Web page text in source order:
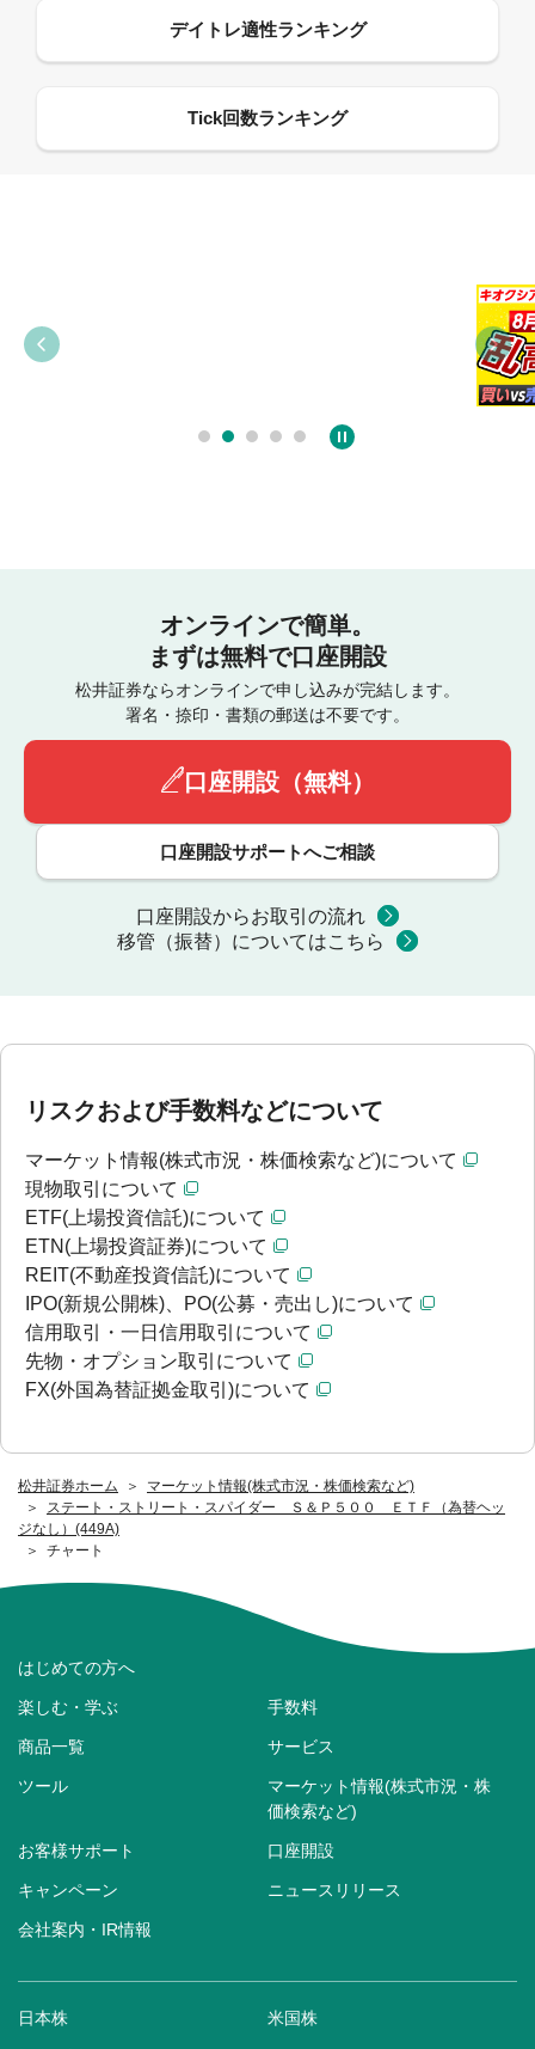
松井証券ホーム
マーケット情報(株式市況・株価検索など)
ステート・ストリート・スパイダー Ｓ＆Ｐ５００ ＥＴＦ（為替ヘッ
ジなし）(449A)
チャート
オンラインで簡単。
まずは無料で口座開設
松井証券ならオンラインで申し込みが完結します。
署名・捺印・書類の郵送は不要です。
口座開設（無料）
口座開設サポートへご相談
口座開設からお取引の流れ
移管（振替）についてはこちら
リスクおよび手数料などについて
マーケット情報(株式市況・株価検索など)について
現物取引について
ETF(上場投資信託)について
ETN(上場投資証券)について
REIT(不動産投資信託)について
IPO(新規公開株)、PO(公募・売出し)について
信用取引・一日信用取引について
先物・オプション取引について
FX(外国為替証拠金取引)について
はじめての方へ
楽しむ・学ぶ 手数料
商品一覧 サービス
ツール
マーケット情報(株式市況・株
価検索など)
お客様サポート 口座開設
キャンペーン ニュースリリース
会社案内・IR情報
日本株 米国株